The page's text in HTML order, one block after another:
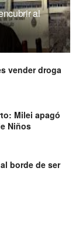
al
vender droga
Milei apagó
Niños
borde de ser